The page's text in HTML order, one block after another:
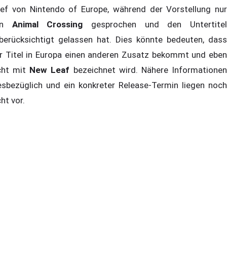
von Nintendo of Europe, während der Vorstellung nur
Animal Crossing gesprochen und den Untertitel
gelassen hat. Dies könnte bedeuten, dass
Titel in Europa einen anderen Zusatz bekommt und eben
mit New Leaf bezeichnet wird. Nähere Informationen
und ein konkreter Release-Termin liegen noch
vor.